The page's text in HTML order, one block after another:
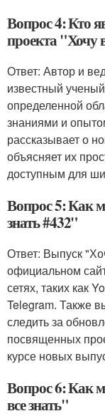
Вопрос 4: Кто
проекта "Хочу
Ответ: Автор и
известный
определенной
знаниями и
рассказывает о
объясняет их
доступным для
Вопрос 5: Как
знать #432"
Ответ: Выпуск
официальном
сетях, таких как
Telegram. Также
следить за
посвященных
курсе новых
Вопрос 6: Как
все знать"